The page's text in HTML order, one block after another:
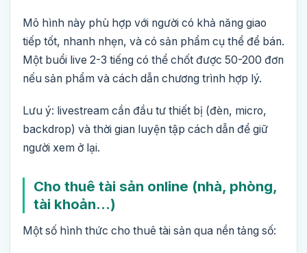
Mô hình này phù hợp với người có khả năng giao
tiếp tốt, nhanh nhẹn, và có sản phẩm cụ thể để bán.
Một buổi live 2-3 tiếng có thể chốt được 50-200 đơn
nếu sản phẩm và cách dẫn chương trình hợp lý.
Lưu ý: livestream cần đầu tư thiết bị (đèn, micro,
backdrop) và thời gian luyện tập cách dẫn để giữ
người xem ở lại.
Cho thuê tài sản online (nhà, phòng,
tài khoản…)
Một số hình thức cho thuê tài sản qua nền tảng số: